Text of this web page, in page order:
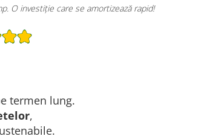
colaborarea pentru toate locațiile.
termen lung.
,